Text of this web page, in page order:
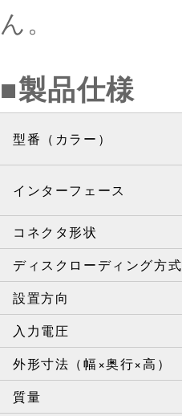
ん。
■製品仕様
型番（カラー）
インターフェース
コネクタ形状
ディスクローディング方式
設置方向
入力電圧
外形寸法（幅×奥行×高）
質量